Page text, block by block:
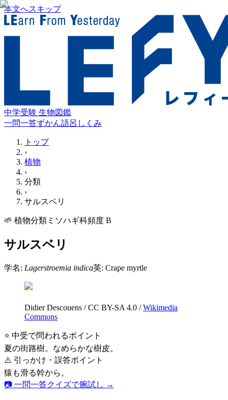
本文へスキップ
中学受験 生物図鑑
一問一答ずかん語呂 しくみ
トップ
›
植物
›
分類
›
サルスベリ
🌱 植物分類 ミソハギ科頻度 B
サルスベリ
学名: Lagerstroemia indica英: Crape myrtle
Didier Descouens /CC BY-SA 4.0 / Wikimedia
Commons
⭐ 中受で問われるポイント
夏の街路樹。なめらかな樹皮。
⚠️ 引っかけ・誤答ポイント
猿も滑る幹から。
📷 一問一答クイズで腕試し →